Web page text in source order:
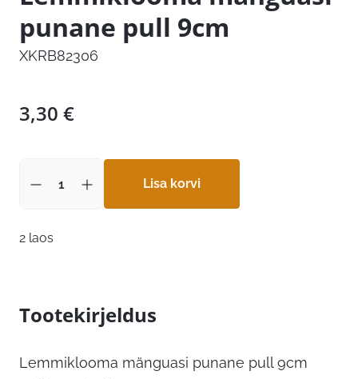
punane pull 9cm
XKRB82306
3,30 €
Lisa korvi
2 laos
Tootekirjeldus
Lemmiklooma mänguasi punane pull 9cm